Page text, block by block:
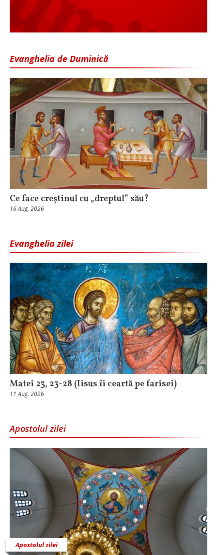
Evanghelia de Duminică
Ce face creștinul cu „dreptul” său?
16 Aug, 2026
Evanghelia zilei
Matei 23, 23-28 (Iisus îi ceartă pe farisei)
11 Aug, 2026
Apostolul zilei
Apostolul zilei